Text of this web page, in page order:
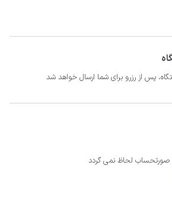
پس از رزرو برای شما ارسال خواهد شد